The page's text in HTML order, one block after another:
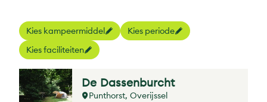
Kies kampeermiddel
Kies periode
Kies faciliteiten
De Dassenburcht
Punthorst, Overijssel